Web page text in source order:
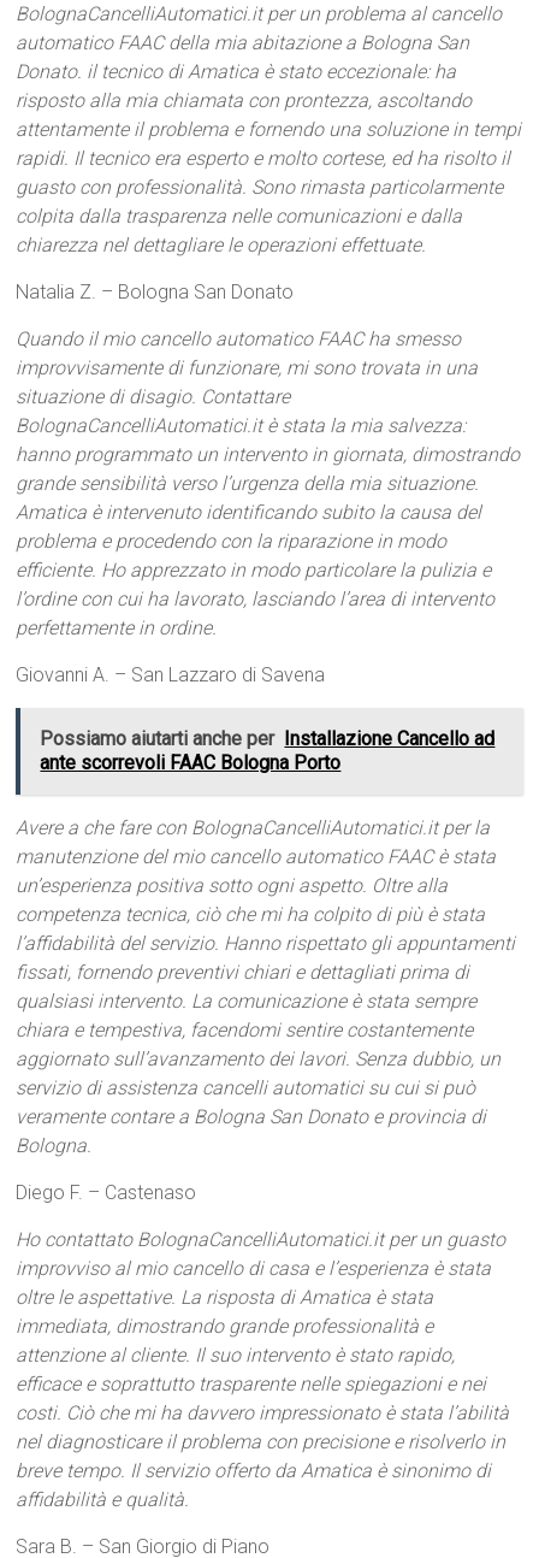
BolognaCancelliAutomatici.it per un problema al cancello
automatico FAAC della mia abitazione a Bologna San
Donato. il tecnico di Amatica è stato eccezionale: ha
risposto alla mia chiamata con prontezza, ascoltando
attentamente il problema e fornendo una soluzione in tempi
rapidi. Il tecnico era esperto e molto cortese, ed ha risolto il
guasto con professionalità. Sono rimasta particolarmente
colpita dalla trasparenza nelle comunicazioni e dalla
chiarezza nel dettagliare le operazioni effettuate.
Natalia Z. – Bologna San Donato
Quando il mio cancello automatico FAAC ha smesso
improvvisamente di funzionare, mi sono trovata in una
situazione di disagio. Contattare
BolognaCancelliAutomatici.it è stata la mia salvezza:
hanno programmato un intervento in giornata, dimostrando
grande sensibilità verso l’urgenza della mia situazione.
Amatica è intervenuto identificando subito la causa del
problema e procedendo con la riparazione in modo
efficiente. Ho apprezzato in modo particolare la pulizia e
l’ordine con cui ha lavorato, lasciando l’area di intervento
perfettamente in ordine.
Giovanni A. – San Lazzaro di Savena
Possiamo aiutarti anche per Installazione Cancello ad
ante scorrevoli FAAC Bologna Porto
Avere a che fare con BolognaCancelliAutomatici.it per la
manutenzione del mio cancello automatico FAAC è stata
un’esperienza positiva sotto ogni aspetto. Oltre alla
competenza tecnica, ciò che mi ha colpito di più è stata
l’affidabilità del servizio. Hanno rispettato gli appuntamenti
fissati, fornendo preventivi chiari e dettagliati prima di
qualsiasi intervento. La comunicazione è stata sempre
chiara e tempestiva, facendomi sentire costantemente
aggiornato sull’avanzamento dei lavori. Senza dubbio, un
servizio di assistenza cancelli automatici su cui si può
veramente contare a Bologna San Donato e provincia di
Bologna.
Diego F. – Castenaso
Ho contattato BolognaCancelliAutomatici.it per un guasto
improvviso al mio cancello di casa e l’esperienza è stata
oltre le aspettative. La risposta di Amatica è stata
immediata, dimostrando grande professionalità e
attenzione al cliente. Il suo intervento è stato rapido,
efficace e soprattutto trasparente nelle spiegazioni e nei
costi. Ciò che mi ha davvero impressionato è stata l’abilità
nel diagnosticare il problema con precisione e risolverlo in
breve tempo. Il servizio offerto da Amatica è sinonimo di
affidabilità e qualità.
Sara B. – San Giorgio di Piano